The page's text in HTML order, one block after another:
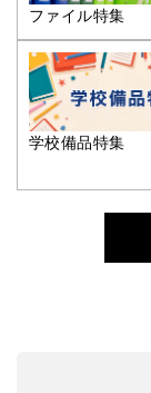
ファイル特集
学校備品特集